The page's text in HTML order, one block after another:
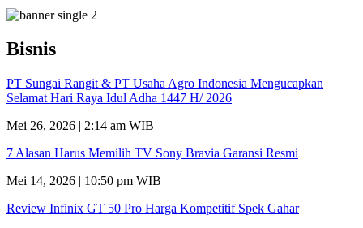
Bisnis
PT Sungai Rangit & PT Usaha Agro Indonesia Mengucapkan
Selamat Hari Raya Idul Adha 1447 H/ 2026
Mei 26, 2026 | 2:14 am WIB
7 Alasan Harus Memilih TV Sony Bravia Garansi Resmi
Mei 14, 2026 | 10:50 pm WIB
Review Infinix GT 50 Pro Harga Kompetitif Spek Gahar